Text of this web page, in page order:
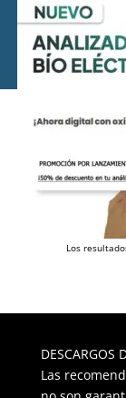
Los
DESCARGOS
Las